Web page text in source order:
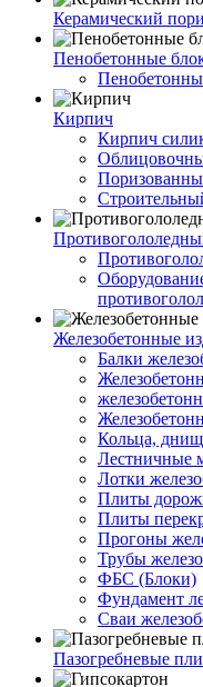
Керамический
Пенобетонные
Кирпич
Кирпич
Железобетонные
Балки
Кольца,
Лестничные
Лотки
Плиты
Плиты
Прогоны
Трубы
ФБС (Блоки)
Фундамент
Сваи
Пазогребневые